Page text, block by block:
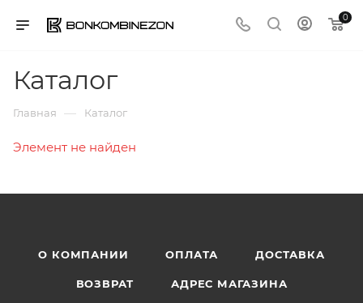
0
Каталог
Главная — Каталог
Элемент не найден
О КОМПАНИИ ОПЛАТА ДОСТАВКА
ВОЗВРАТ АДРЕС МАГАЗИНА